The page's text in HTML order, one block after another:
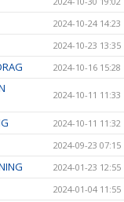
2024-10-24 14:23
2024-10-23 13:35
2024-10-16 15:28
2024-10-11 11:33
2024-10-11 11:32
2024-09-23 07:15
2024-01-23 12:55
2024-01-04 11:55